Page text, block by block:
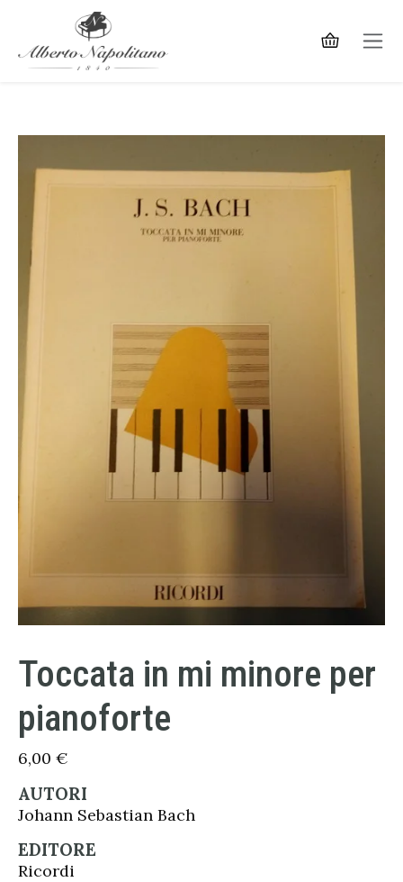
Toccata in mi minore per
pianoforte
6,00 €
AUTORI
Johann Sebastian Bach
EDITORE
Ricordi